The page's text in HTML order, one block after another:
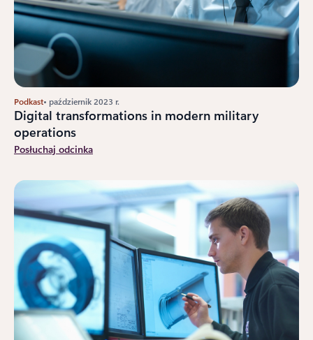
Podkast• październik 2023 r.
Digital transformations in modern military
operations
Posłuchaj odcinka